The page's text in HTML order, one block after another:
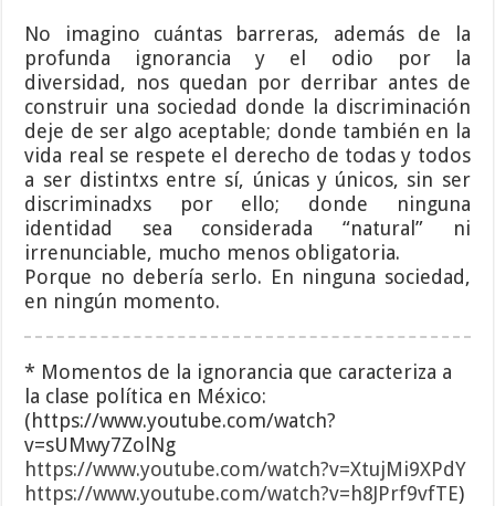
No imagino cuántas barreras, además de la
profunda ignorancia y el odio por la
diversidad, nos quedan por derribar antes de
construir una sociedad donde la discriminación
deje de ser algo aceptable; donde también en la
vida real se respete el derecho de todas y todos
a ser distintxs entre sí, únicas y únicos, sin ser
discriminadxs por ello; donde ninguna
identidad sea considerada “natural” ni
irrenunciable, mucho menos obligatoria.
Porque no debería serlo. En ninguna sociedad,
en ningún momento.
* Momentos de la ignorancia que caracteriza a
la clase política en México:
(https://www.youtube.com/watch?
v=sUMwy7ZolNg
https://www.youtube.com/watch?v=XtujMi9XPdY
https://www.youtube.com/watch?v=h8JPrf9vfTE)